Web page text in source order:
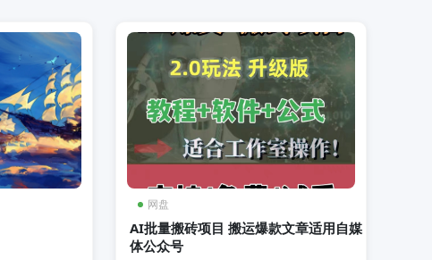
网盘
AI批量搬砖项目 搬运爆款文章适用自媒
体公众号